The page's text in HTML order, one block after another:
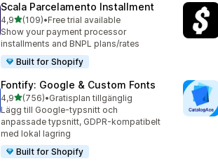
Scala Parcelamento Installment
4,9av 5 stjärnor
(109)
109 recensioner totalt
•Free trial available
Show your payment processor
installments and BNPL plans/rates
Built for Shopify
Fontify: Google & Custom Fonts
4,9av 5 stjärnor
(756)
756 recensioner totalt
•Gratisplan tillgänglig
Lägg till Google-typsnitt och
anpassade typsnitt, GDPR-kompatibelt
med lokal lagring
Built for Shopify